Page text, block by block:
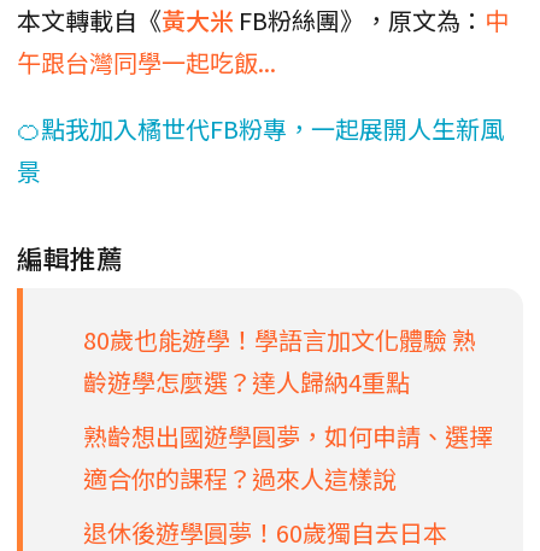
本文轉載自《黃大米 FB粉絲團》，原文為： 中
午跟台灣同學一起吃飯...
🍊點我加入橘世代FB粉專，一起展開人生新風
景
編輯推薦
80歲也能遊學！學語言加文化體驗 熟
齡遊學怎麼選？達人歸納4重點
熟齡想出國遊學圓夢，如何申請、選擇
適合你的課程？過來人這樣說
退休後遊學圓夢！60歲獨自去日本